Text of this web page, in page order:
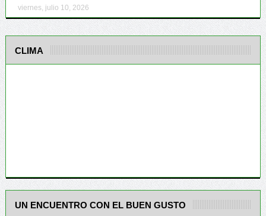
viernes, julio 10, 2026
CLIMA
UN ENCUENTRO CON EL BUEN GUSTO